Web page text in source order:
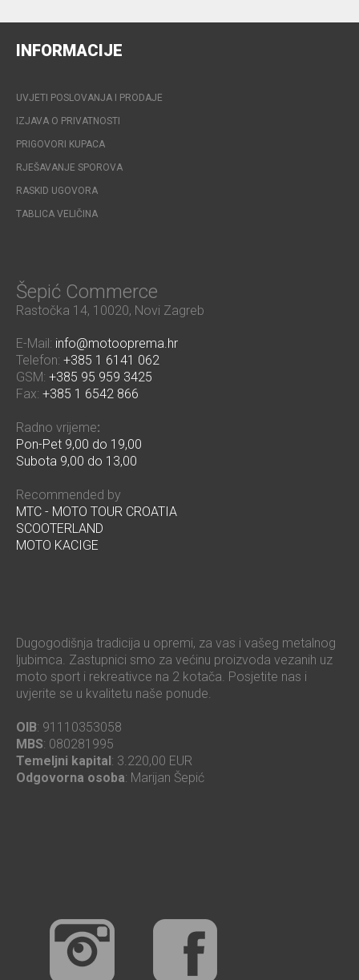
INFORMACIJE
UVJETI POSLOVANJA I PRODAJE
IZJAVA O PRIVATNOSTI
PRIGOVORI KUPACA
RJEŠAVANJE SPOROVA
RASKID UGOVORA
TABLICA VELIČINA
Šepić Commerce
Rastočka 14, 10020, Novi Zagreb
E-Mail: info@motooprema.hr
Telefon: +385 1 6141 062
GSM: +385 95 959 3425
Fax: +385 1 6542 866
Radno vrijeme:
Pon-Pet 9,00 do 19,00
Subota 9,00 do 13,00
Recommended by
MTC - MOTO TOUR CROATIA
SCOOTERLAND
MOTO KACIGE
Dugogodišnja tradicija u opremi, za vas i vašeg metalnog
ljubimca. Zastupnici smo za većinu proizvoda vezanih uz
moto sport i rekreativce na 2 kotača. Posjetite nas i
uvjerite se u kvalitetu naše ponude.
OIB: 91110353058
MBS: 080281995
Temeljni kapital: 3.220,00 EUR
Odgovorna osoba: Marijan Šepić